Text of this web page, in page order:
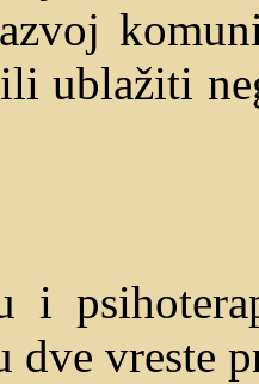
ublažiti
i
dve vreste